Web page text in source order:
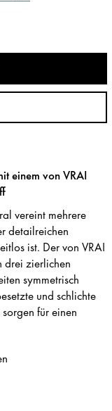
einem von VRAI
vereint mehrere
detailreichen
ist. Der von VRAI
drei zierlichen
symmetrisch
und schlichte
für einen